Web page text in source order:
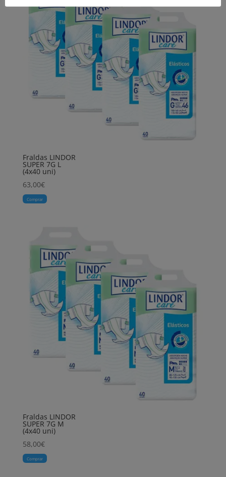
Fraldas LINDOR
SUPER 7G L
(4x40 uni)
63,00€
Comprar
Fraldas LINDOR
SUPER 7G M
(4x40 uni)
58,00€
Comprar